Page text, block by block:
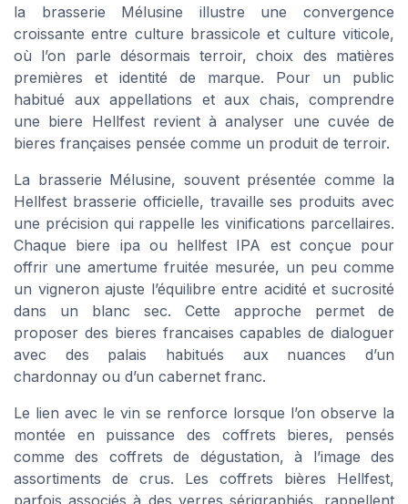
la brasserie Mélusine illustre une convergence
croissante entre culture brassicole et culture viticole,
où l’on parle désormais terroir, choix des matières
premières et identité de marque. Pour un public
habitué aux appellations et aux chais, comprendre
une biere Hellfest revient à analyser une cuvée de
bieres françaises pensée comme un produit de terroir.
La brasserie Mélusine, souvent présentée comme la
Hellfest brasserie officielle, travaille ses produits avec
une précision qui rappelle les vinifications parcellaires.
Chaque biere ipa ou hellfest IPA est conçue pour
offrir une amertume fruitée mesurée, un peu comme
un vigneron ajuste l’équilibre entre acidité et sucrosité
dans un blanc sec. Cette approche permet de
proposer des bieres francaises capables de dialoguer
avec des palais habitués aux nuances d’un
chardonnay ou d’un cabernet franc.
Le lien avec le vin se renforce lorsque l’on observe la
montée en puissance des coffrets bieres, pensés
comme des coffrets de dégustation, à l’image des
assortiments de crus. Les coffrets bières Hellfest,
parfois associés à des verres sérigraphiés, rappellent